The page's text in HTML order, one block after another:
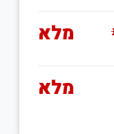
מלא
מלא